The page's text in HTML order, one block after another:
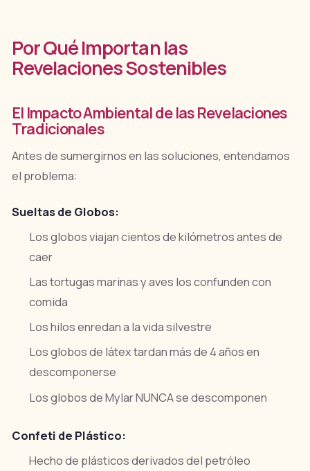
Por Qué Importan las
Revelaciones Sostenibles
El Impacto Ambiental de las Revelaciones
Tradicionales
Antes de sumergirnos en las soluciones, entendamos
el problema:
Sueltas de Globos:
Los globos viajan cientos de kilómetros antes de
caer
Las tortugas marinas y aves los confunden con
comida
Los hilos enredan a la vida silvestre
Los globos de látex tardan más de 4 años en
descomponerse
Los globos de Mylar NUNCA se descomponen
Confeti de Plástico:
Hecho de plásticos derivados del petróleo